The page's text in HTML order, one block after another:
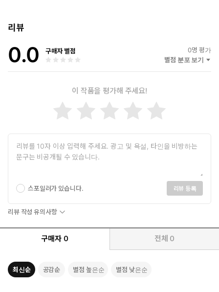
리뷰
0.0 구매자 별점 0명 평가
별점 분포 보기
이 작품을 평가해 주세요!
스포일러가 있습니다. 리뷰 등록
리뷰 작성 유의사항
구매자 0 전체 0
최신순 공감순 별점 높은순 별점 낮은순